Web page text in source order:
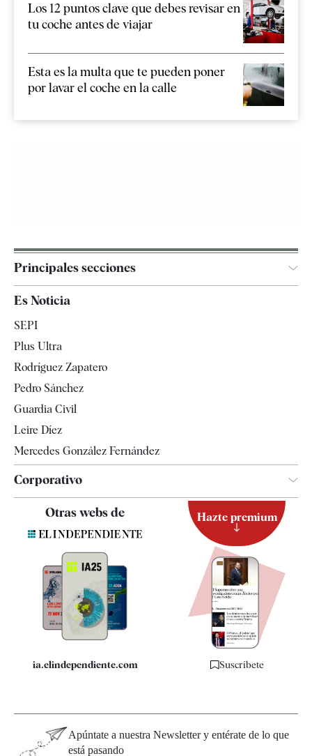
Los 12 puntos clave que debes revisar en
tu coche antes de viajar
Esta es la multa que te pueden poner
por lavar el coche en la calle
Principales secciones
España
Televisión
Es Noticia
SEPI
Plus Ultra
Rodríguez Zapatero
Pedro Sánchez
Guardia Civil
Leire Díez
Mercedes González Fernández
Corporativo
Contacto
Quiénes somos
Especificaciones
Otras webs de
ia.elindependiente.com
Hazte premium
Suscríbete
Apúntate a nuestra Newsletter y entérate de lo que
está pasando